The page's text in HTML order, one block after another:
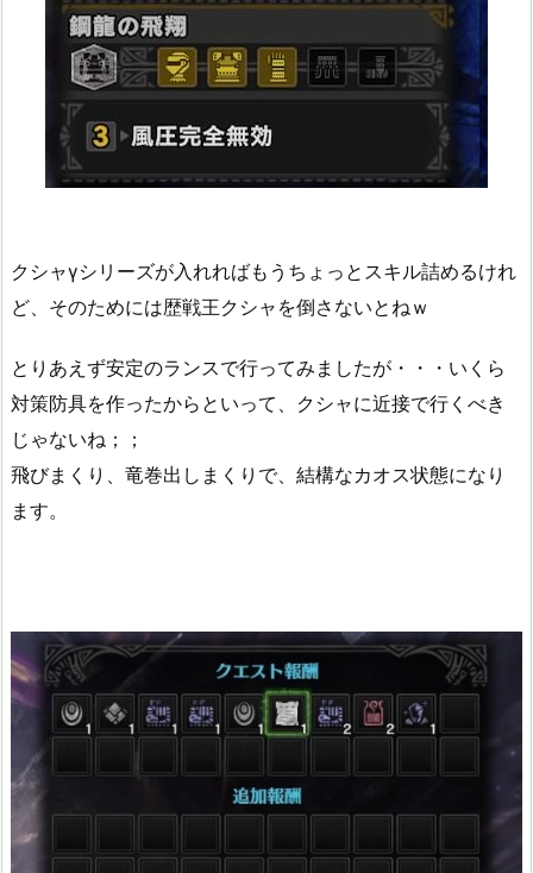
クシャγシリーズが入れればもうちょっとスキル詰めるけれ
ど、そのためには歴戦王クシャを倒さないとねｗ
とりあえず安定のランスで行ってみましたが・・・いくら
対策防具を作ったからといって、クシャに近接で行くべき
じゃないね；；
飛びまくり、竜巻出しまくりで、結構なカオス状態になり
ます。